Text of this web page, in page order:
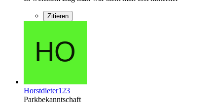
Zitieren
Horstdieter123
Parkbekanntschaft